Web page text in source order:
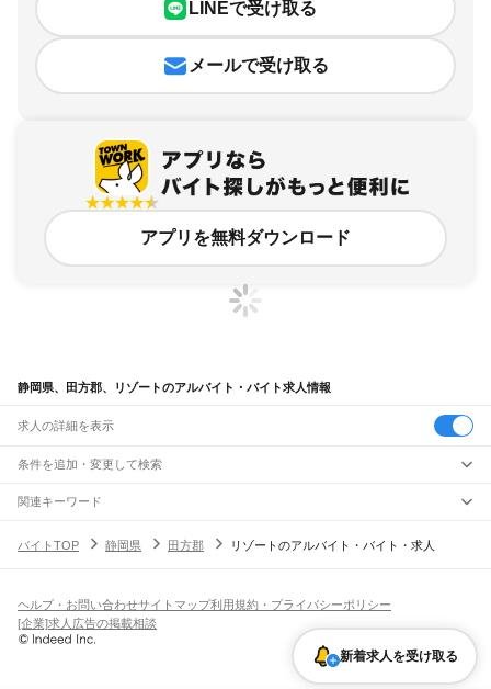
LINEで受け取る
メールで受け取る
アプリを無料ダウンロード
静岡県、田方郡、リゾートのアルバイト・バイト求人情報
求人の詳細を表示
条件を追加・変更して検索
市区町村を追加・変更
静岡県すべて
浜松市すべて
中央区浜名区天竜区
富士市磐田市焼津市掛川市藤枝市
御前崎市
駅を追加・変更
熱海駅
JR身延線
富士駅 柚木駅 富士宮駅 西富士宮駅
沼久保駅
飲食・フードサービス
飲食・フードサービス
ホールスタッフ
皿洗い・洗い場精肉・鮮魚加工
バー（BAR）・バーテンダー
飲食店（店長・マネージャー）
特徴を追加・変更
人気
髪型・髪色自由ひげOKネイルOK
留学生・外国人活躍中
関連キーワード
静岡県 田方郡 クリエイト静岡県 田方郡 飲食店
バイトTOP 静岡県 田方郡 リゾートのアルバイト・バイト・求人
新着求人を受け取る
ヘルプ・お問い合わせサイトマップ利用規約・プライバシーポリシー
[企業]求人広告の掲載相談